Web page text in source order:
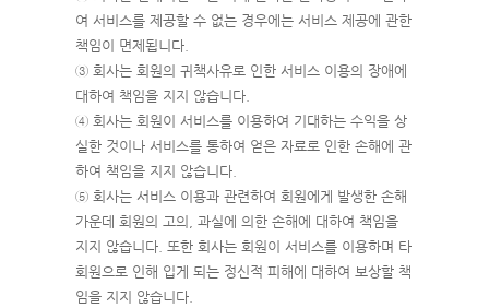
여 서비스를 제공할 수 없는 경우에는 서비스 제공에 관한
책임이 면제됩니다.
③ 회사는 회원의 귀책사유로 인한 서비스 이용의 장애에
대하여 책임을 지지 않습니다.
④ 회사는 회원이 서비스를 이용하여 기대하는 수익을 상
실한 것이나 서비스를 통하여 얻은 자료로 인한 손해에 관
하여 책임을 지지 않습니다.
⑤ 회사는 서비스 이용과 관련하여 회원에게 발생한 손해
가운데 회원의 고의, 과실에 의한 손해에 대하여 책임을
지지 않습니다. 또한 회사는 회원이 서비스를 이용하며 타
회원으로 인해 입게 되는 정신적 피해에 대하여 보상할 책
임을 지지 않습니다.